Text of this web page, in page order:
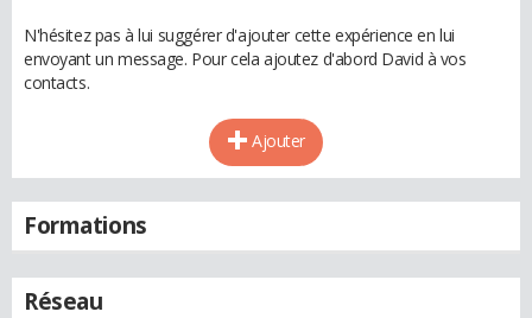
N'hésitez pas à lui suggérer d'ajouter cette expérience en lui
envoyant un message. Pour cela ajoutez d'abord David à vos
contacts.
Ajouter
Formations
Réseau